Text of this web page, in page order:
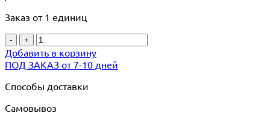
Заказ от 1 единиц
- +
Добавить в корзину
ПОД ЗАКАЗ от 7-10 дней
Способы доставки
Самовывоз